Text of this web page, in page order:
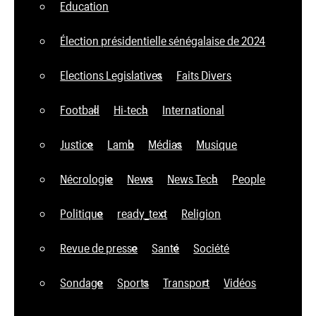
Education
Élection présidentielle sénégalaise de 2024
Elections Legislatives Faits Divers
Football Hi-tech International
Justice Lamb Médias Musique
Nécrologie News News Tech People
Politique ready_text Religion
Revue de presse Santé Société
Sondage Sports Transport Vidéos